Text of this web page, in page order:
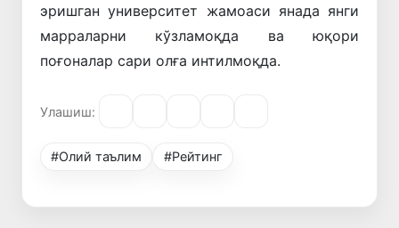
эришган университет жамоаси янада янги
марраларни кўзламоқда ва юқори
поғоналар сари олға интилмоқда.
Улашиш:
#Олий таълим #Рейтинг